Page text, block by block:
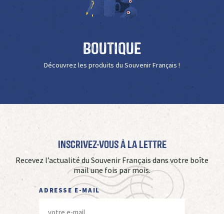
Boutique
Découvrez les produits du Souvenir Français !
Inscrivez-vous à La Lettre
Recevez l’actualité du Souvenir Français dans votre boîte
mail une fois par mois.
ADRESSE E-MAIL